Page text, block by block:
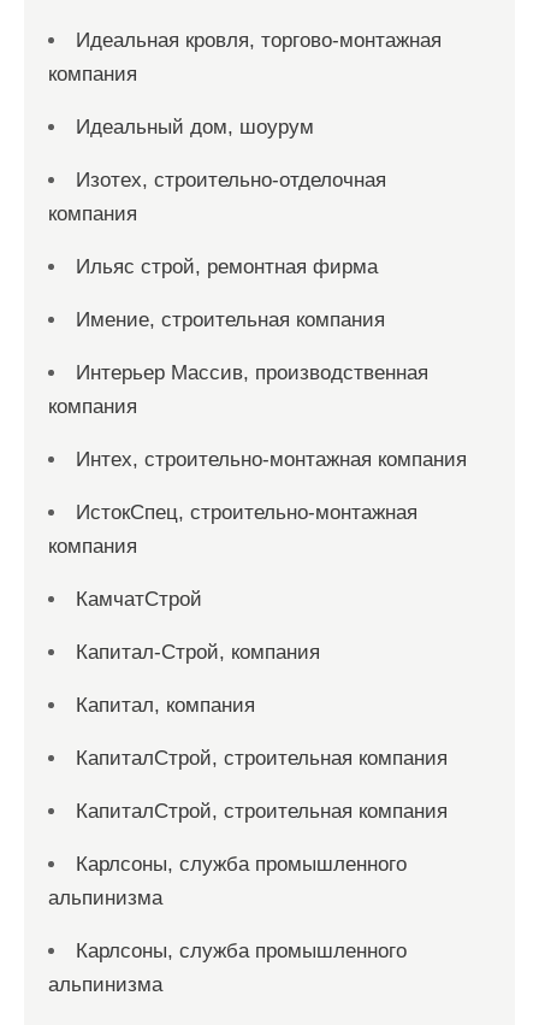
Идеальная кровля, торгово-монтажная
компания
Идеальный дом, шоурум
Изотех, строительно-отделочная
компания
Ильяс строй, ремонтная фирма
Имение, строительная компания
Интерьер Массив, производственная
компания
Интех, строительно-монтажная компания
ИстокСпец, строительно-монтажная
компания
КамчатСтрой
Капитал-Строй, компания
Капитал, компания
КапиталСтрой, строительная компания
КапиталСтрой, строительная компания
Карлсоны, служба промышленного
альпинизма
Карлсоны, служба промышленного
альпинизма